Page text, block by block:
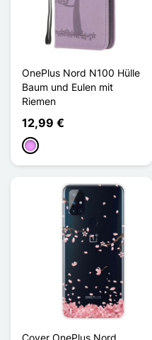
OnePlus Nord N100 Hülle
Baum und Eulen mit
Riemen
12,99 €
Hellviolett
Cover OnePlus Nord